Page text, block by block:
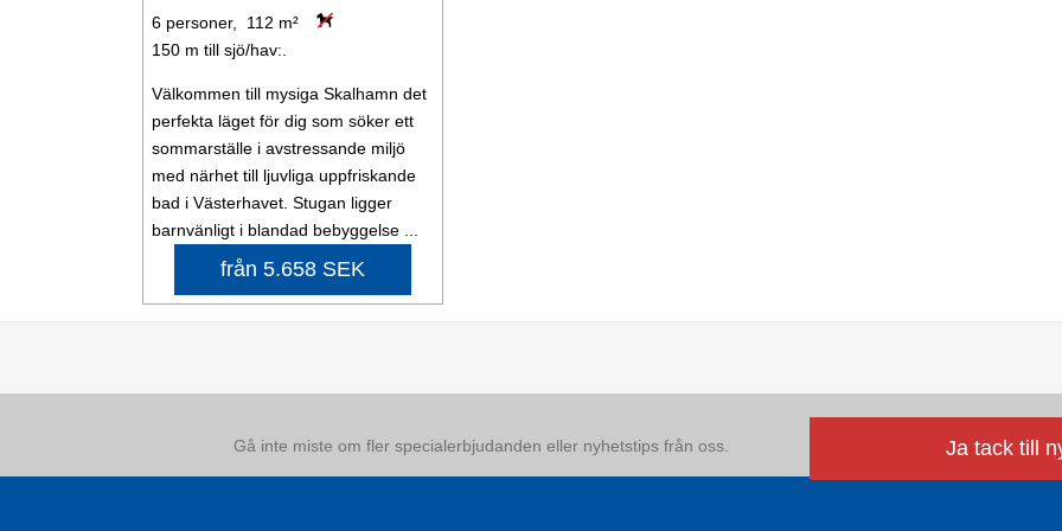
6 personer, 112 m²
150 m till sjö/hav:.
Välkommen till mysiga Skalhamn det
perfekta läget för dig som söker ett
sommarställe i avstressande miljö
med närhet till ljuvliga uppfriskande
bad i Västerhavet. Stugan ligger
barnvänligt i blandad bebyggelse ...
från 5.658 SEK
Gå inte miste om fler specialerbjudanden eller nyhetstips från oss. Ja tack till